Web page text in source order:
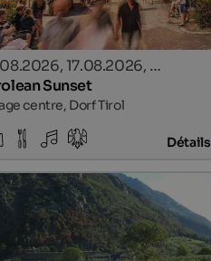
17.08.2026, …
Sunset
centre, Dorf Tirol
Détails